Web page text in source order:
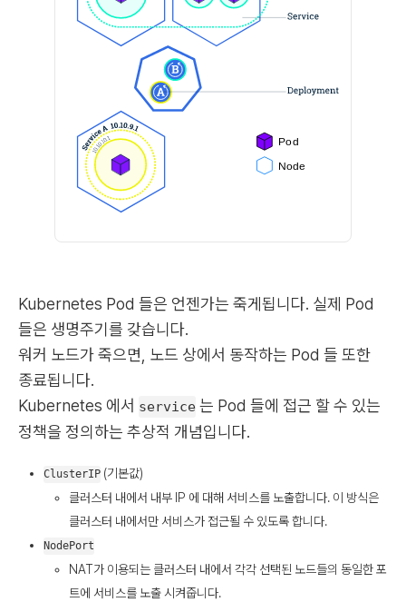
Kubernetes Pod 들은 언젠가는 죽게됩니다. 실제 Pod
들은 생명주기를 갖습니다.
워커 노드가 죽으면, 노드 상에서 동작하는 Pod 들 또한
종료됩니다.
Kubernetes 에서 service 는 Pod 들에 접근 할 수 있는
정책을 정의하는 추상적 개념입니다.
ClusterIP (기본값)
클러스터 내에서 내부 IP 에 대해 서비스를 노출합니다. 이 방식은
클러스터 내에서만 서비스가 접근될 수 있도록 합니다.
NodePort
NAT가 이용되는 클러스터 내에서 각각 선택된 노드들의 동일한 포
트에 서비스를 노출 시켜줍니다.